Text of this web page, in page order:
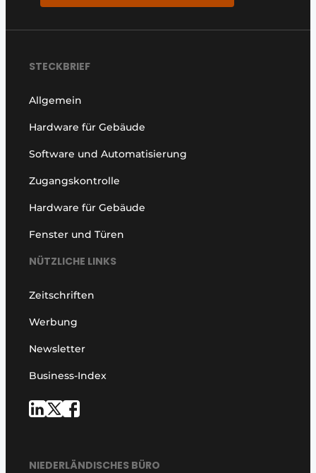
STECKBRIEF
Allgemein
Hardware für Gebäude
Software und Automatisierung
Zugangskontrolle
Hardware für Gebäude
Fenster und Türen
NÜTZLICHE LINKS
Zeitschriften
Werbung
Newsletter
Business-Index
NIEDERLÄNDISCHES BÜRO